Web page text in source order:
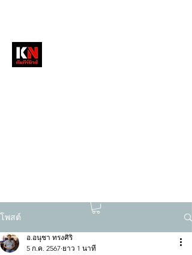
โพสต์
อ.อนุชา ทรงศิริ
5 ก.ค. 2567 ยาว 1 นาที